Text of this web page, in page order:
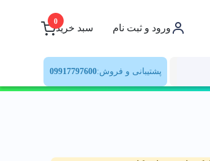
ورود و ثبت نام سبد خرید
0
پشتیبانی و فروش:09917797600